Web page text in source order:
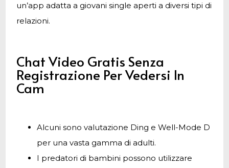
un’app adatta a giovani single aperti a diversi tipi di
relazioni.
Chat Video Gratis Senza
Registrazione Per Vedersi In
Cam
Alcuni sono valutazione Ding e Well-Mode D
per una vasta gamma di adulti.
I predatori di bambini possono utilizzare